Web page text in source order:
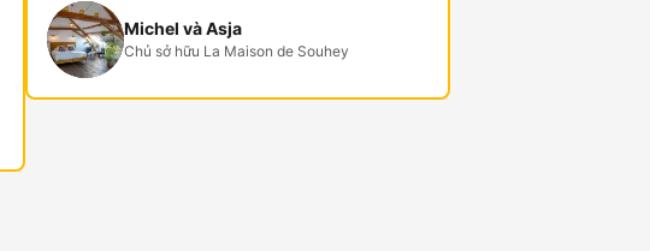
Michel và Asja
Chủ sở hữu La Maison de Souhey